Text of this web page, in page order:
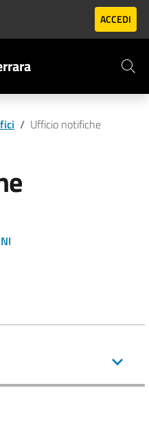
ACCEDI
/ Ufficio notifiche